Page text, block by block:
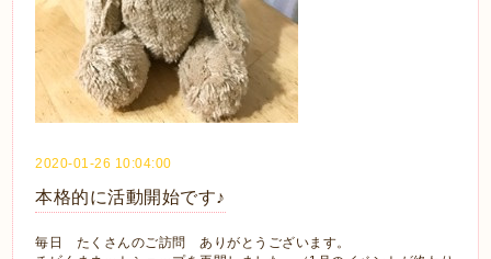
2020-01-26 10:04:00
本格的に活動開始です♪
毎日 たくさんのご訪問 ありがとうございます。